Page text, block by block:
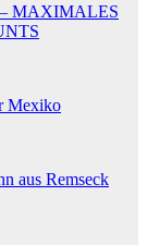
– MAXIMALES
Mexiko
aus Remseck